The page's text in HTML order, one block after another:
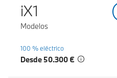
iX1
Modelos
100 % eléctrico
Desde 50.300 €